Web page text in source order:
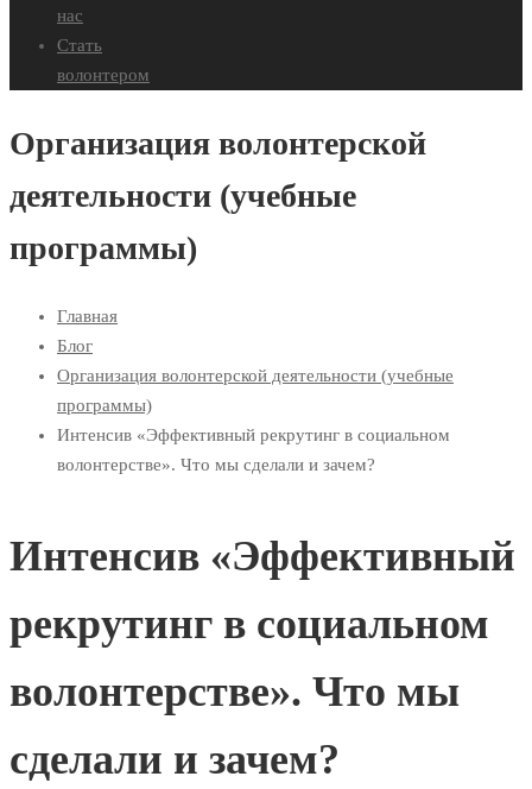
нас
Стать
волонтером
Организация волонтерской
деятельности (учебные
программы)
Главная
Блог
Организация волонтерской деятельности (учебные
программы)
Интенсив «Эффективный рекрутинг в социальном
волонтерстве». Что мы сделали и зачем?
Интенсив «Эффективный
рекрутинг в социальном
волонтерстве». Что мы
сделали и зачем?